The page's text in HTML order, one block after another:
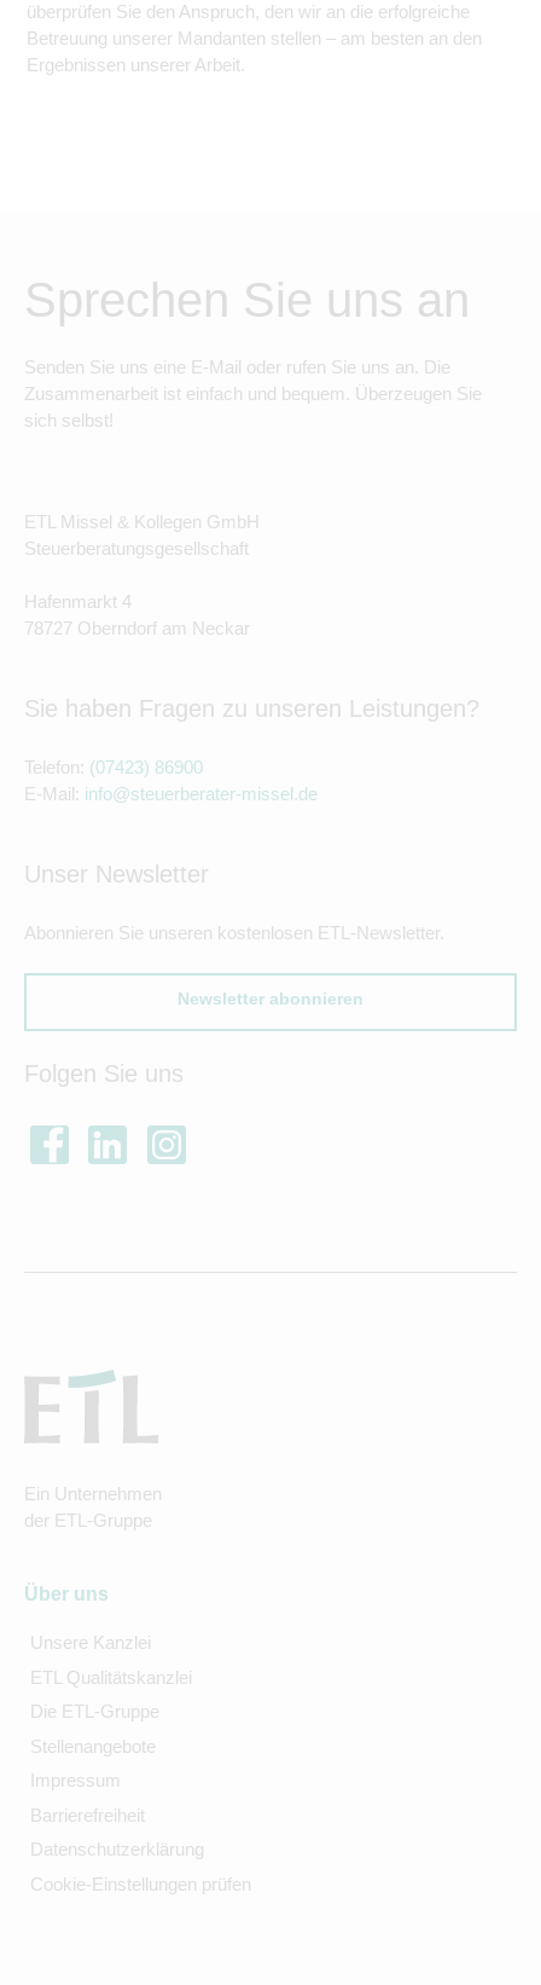
überprüfen Sie den Anspruch, den wir an die erfolgreiche
Betreuung unserer Mandanten stellen – am besten an den
Ergebnissen unserer Arbeit.
Sprechen Sie uns an
Senden Sie uns eine E-Mail oder rufen Sie uns an. Die
Zusammenarbeit ist einfach und bequem. Überzeugen Sie
sich selbst!
ETL Missel & Kollegen GmbH
Steuerberatungsgesellschaft
Hafenmarkt 4
78727 Oberndorf am Neckar
Sie haben Fragen zu unseren Leistungen?
Telefon: (07423) 86900
E-Mail: info@steuerberater-missel.de
Unser Newsletter
Abonnieren Sie unseren kostenlosen ETL-Newsletter.
Newsletter abonnieren
Folgen Sie uns
Ein Unternehmen
der ETL-Gruppe
Über uns
Unsere Kanzlei
ETL Qualitätskanzlei
Die ETL-Gruppe
Stellenangebote
Impressum
Barrierefreiheit
Datenschutzerklärung
Cookie-Einstellungen prüfen